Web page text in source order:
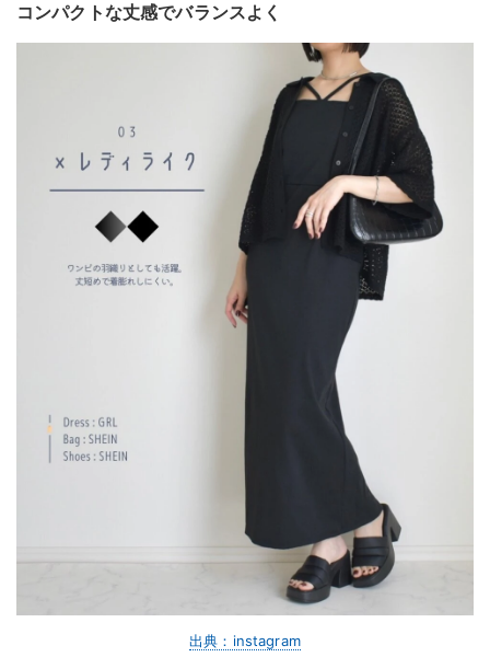
コンパクトな丈感でバランスよく
出典：instagram